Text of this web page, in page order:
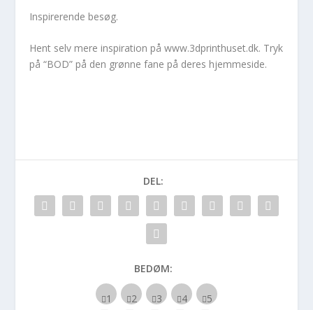
Inspirerende besøg.
Hent selv mere inspiration på www.3dprinthuset.dk. Tryk
på “BOD” på den grønne fane på deres hjemmeside.
DEL:
BEDØM: